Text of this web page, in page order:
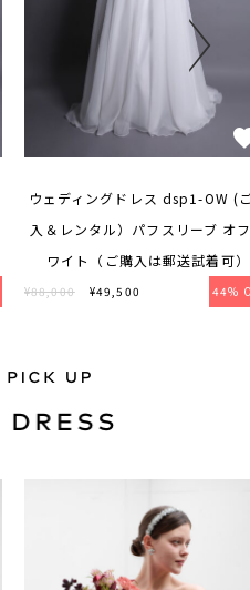
ウェディングドレス dsp1-OW (
入＆レンタル）パフスリーブ オ
ワイト（ご購入は郵送試着可）
¥88,000 ¥49,500 44%